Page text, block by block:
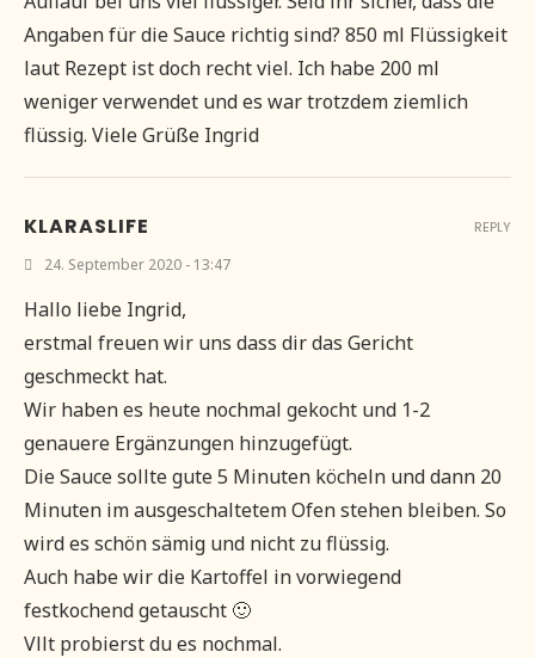
Angaben für die Sauce richtig sind? 850 ml Flüssigkeit
laut Rezept ist doch recht viel. Ich habe 200 ml
weniger verwendet und es war trotzdem ziemlich
flüssig. Viele Grüße Ingrid
KLARASLIFE
24. September 2020 - 13:47
Hallo liebe Ingrid,
erstmal freuen wir uns dass dir das Gericht
geschmeckt hat.
Wir haben es heute nochmal gekocht und 1-2
genauere Ergänzungen hinzugefügt.
Die Sauce sollte gute 5 Minuten köcheln und dann 20
Minuten im ausgeschaltetem Ofen stehen bleiben. So
wird es schön sämig und nicht zu flüssig.
Auch habe wir die Kartoffel in vorwiegend
festkochend getauscht 🙂
Vllt probierst du es nochmal.
REPLY